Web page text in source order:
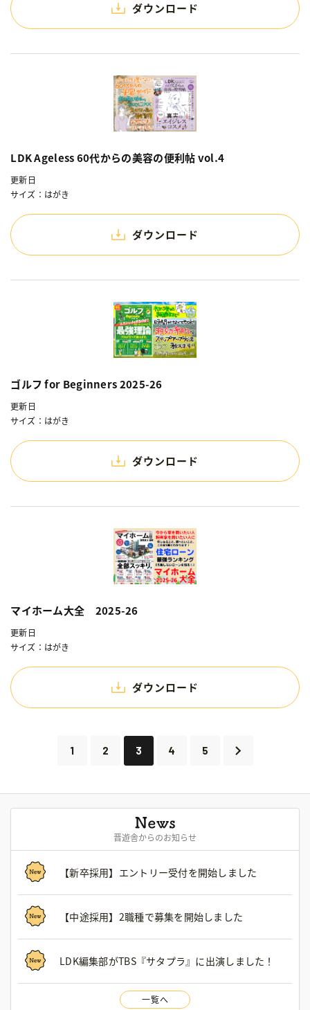
ダウンロード
LDK Ageless 60代からの美容の便利帖 vol.4
更新日
サイズ：はがき
ダウンロード
ゴルフ for Beginners 2025-26
更新日
サイズ：はがき
ダウンロード
マイホーム大全 2025-26
更新日
サイズ：はがき
ダウンロード
1 2 3 4 5
晋遊舎からのお知らせ
【新卒採用】エントリー受付を開始しました
【中途採用】2職種で募集を開始しました
LDK編集部がTBS『サタプラ』に出演しました！
一覧へ